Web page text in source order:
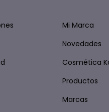
Mi Marca
Novedades
Cosmética
Productos
Marcas